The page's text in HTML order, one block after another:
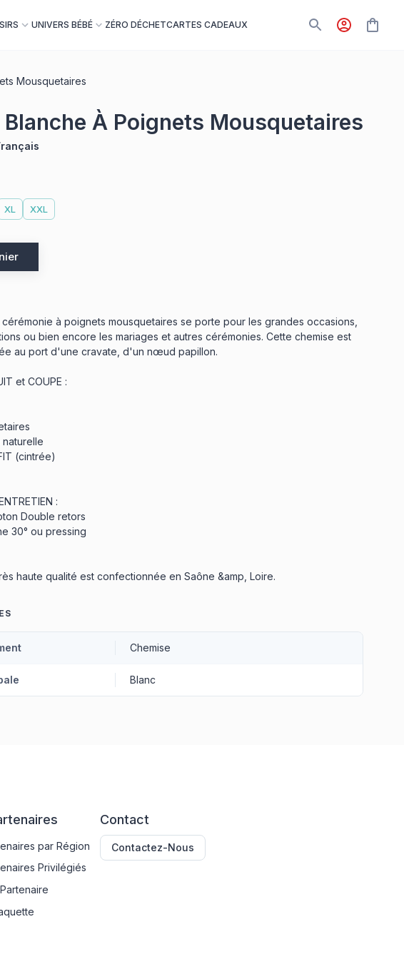
UNIVERS BÉBÉ ZÉRO DÉCHETCARTES CADEAUX
Mousquetaires
Blanche À Poignets Mousquetaires
XL XXL
cérémonie à poignets mousquetaires se porte pour les grandes occasions,
ou bien encore les mariages et autres cérémonies. Cette chemise est
au port d'une cravate, d'un nœud papillon.
et COUPE :
(cintrée)
:
Double retors
30° ou pressing
haute qualité est confectionnée en Saône &amp, Loire.
Chemise
Blanc
par Région
Privilégiés
Contact
Contactez-Nous